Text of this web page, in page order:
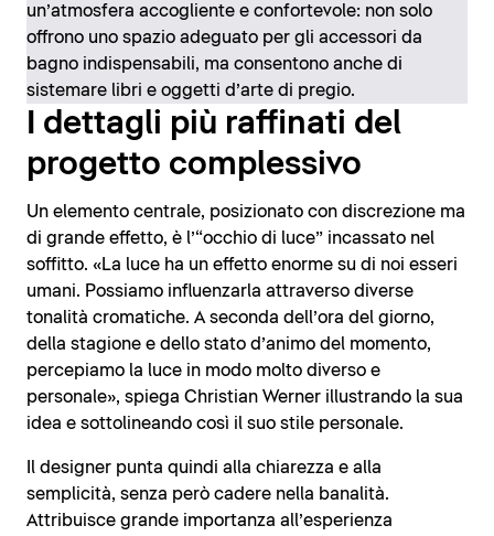
un’atmosfera accogliente e confortevole: non solo
offrono uno spazio adeguato per gli accessori da
bagno indispensabili, ma consentono anche di
sistemare libri e oggetti d’arte di pregio.
I dettagli più raffinati del
progetto complessivo
Un elemento centrale, posizionato con discrezione ma
di grande effetto, è l’“occhio di luce” incassato nel
soffitto. «La luce ha un effetto enorme su di noi esseri
umani. Possiamo influenzarla attraverso diverse
tonalità cromatiche. A seconda dell’ora del giorno,
della stagione e dello stato d’animo del momento,
percepiamo la luce in modo molto diverso e
personale», spiega Christian Werner illustrando la sua
idea e sottolineando così il suo stile personale.
Il designer punta quindi alla chiarezza e alla
semplicità, senza però cadere nella banalità.
Attribuisce grande importanza all’esperienza